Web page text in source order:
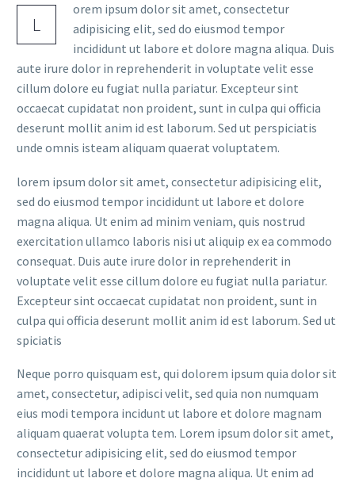
L
orem ipsum dolor sit amet, consectetur
adipisicing elit, sed do eiusmod tempor
incididunt ut labore et dolore magna aliqua. Duis
aute irure dolor in reprehenderit in voluptate velit esse
cillum dolore eu fugiat nulla pariatur. Excepteur sint
occaecat cupidatat non proident, sunt in culpa qui officia
deserunt mollit anim id est laborum. Sed ut perspiciatis
unde omnis isteam aliquam quaerat voluptatem.
lorem ipsum dolor sit amet, consectetur adipisicing elit,
sed do eiusmod tempor incididunt ut labore et dolore
magna aliqua. Ut enim ad minim veniam, quis nostrud
exercitation ullamco laboris nisi ut aliquip ex ea commodo
consequat. Duis aute irure dolor in reprehenderit in
voluptate velit esse cillum dolore eu fugiat nulla pariatur.
Excepteur sint occaecat cupidatat non proident, sunt in
culpa qui officia deserunt mollit anim id est laborum. Sed ut
spiciatis
Neque porro quisquam est, qui dolorem ipsum quia dolor sit
amet, consectetur, adipisci velit, sed quia non numquam
eius modi tempora incidunt ut labore et dolore magnam
aliquam quaerat volupta tem. Lorem ipsum dolor sit amet,
consectetur adipisicing elit, sed do eiusmod tempor
incididunt ut labore et dolore magna aliqua. Ut enim ad